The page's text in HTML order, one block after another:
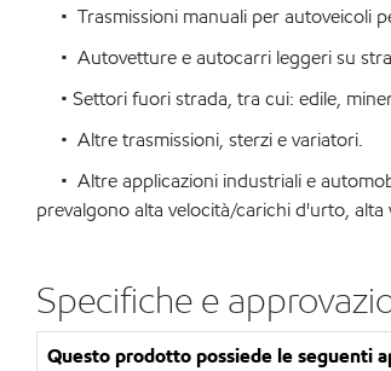
• Trasmissioni manuali per autoveicoli
• Autovetture e autocarri leggeri su
• Settori fuori strada, tra cui: edile,
• Altre trasmissioni, sterzi e variatori.
• Altre applicazioni industriali e
prevalgono alta velocità/carichi d'urto,
Specifiche e
Questo prodotto possiede le seguenti